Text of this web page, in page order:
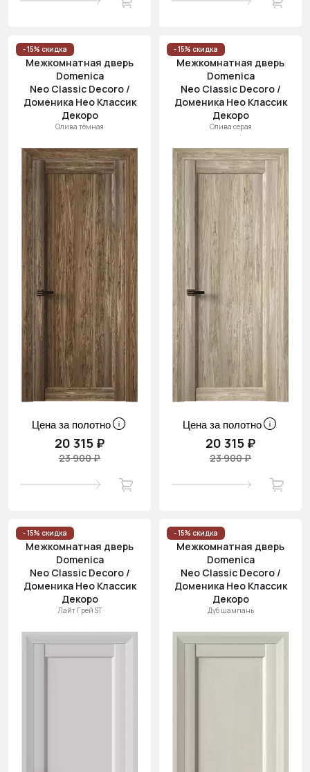
- 15% скидка
Межкомнатная дверь
Domenica
Neo Classic Decoro /
Доменика Нео Классик
Декоро
Олива тёмная
Цена за полотно
20 315 ₽
23 900 ₽
- 15% скидка
Межкомнатная дверь
Domenica
Neo Classic Decoro /
Доменика Нео Классик
Декоро
Олива серая
Цена за полотно
20 315 ₽
23 900 ₽
- 15% скидка
Межкомнатная дверь
Domenica
Neo Classic Decoro /
Доменика Нео Классик
Декоро
Лайт Грей ST
- 15% скидка
Межкомнатная дверь
Domenica
Neo Classic Decoro /
Доменика Нео Классик
Декоро
Дуб шампань